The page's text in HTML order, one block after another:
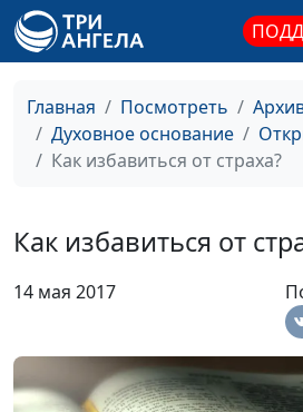
Главная Посмотреть
Духовное основание
Как избавиться от страха?
Как избавиться от
14 мая 2017
Вера против кризиса